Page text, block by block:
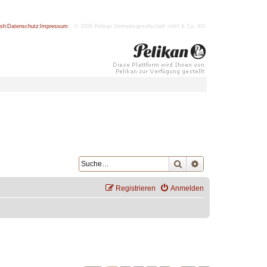
Datenschutz Impressum | © 2009 Pelikan Vertriebsgesellschaft mbH & Co. KG
Suche
Anmelden
Registrieren